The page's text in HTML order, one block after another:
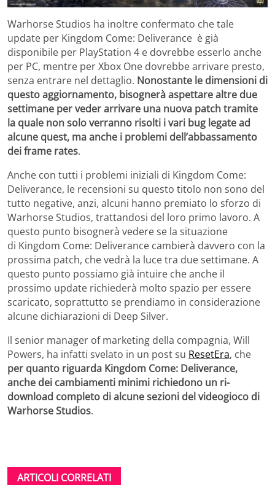
Warhorse Studios ha inoltre confermato che tale
update per Kingdom Come: Deliverance è già
disponibile per PlayStation 4 e dovrebbe esserlo anche
per PC, mentre per Xbox One dovrebbe arrivare presto,
senza entrare nel dettaglio. Nonostante le dimensioni di
questo aggiornamento, bisognerà aspettare altre due
settimane per veder arrivare una nuova patch tramite
la quale non solo verranno risolti i vari bug legate ad
alcune quest, ma anche i problemi dell’abbassamento
dei frame rates.
Anche con tutti i problemi iniziali di Kingdom Come:
Deliverance, le recensioni su questo titolo non sono del
tutto negative, anzi, alcuni hanno premiato lo sforzo di
Warhorse Studios, trattandosi del loro primo lavoro. A
questo punto bisognerà vedere se la situazione
di Kingdom Come: Deliverance cambierà davvero con la
prossima patch, che vedrà la luce tra due settimane. A
questo punto possiamo già intuire che anche il
prossimo update richiederà molto spazio per essere
scaricato, soprattutto se prendiamo in considerazione
alcune dichiarazioni di Deep Silver.
Il senior manager of marketing della compagnia, Will
Powers, ha infatti svelato in un post su ResetEra, che
per quanto riguarda Kingdom Come: Deliverance,
anche dei cambiamenti minimi richiedono un ri-
download completo di alcune sezioni del videogioco di
Warhorse Studios.
ARTICOLI CORRELATI